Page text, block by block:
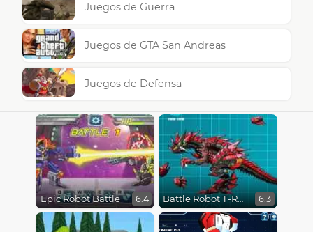
Juegos de Guerra
Juegos de GTA San Andreas
Juegos de Defensa
Epic Robot Battle 6.4 Battle Robot T-Rex Age 6.3